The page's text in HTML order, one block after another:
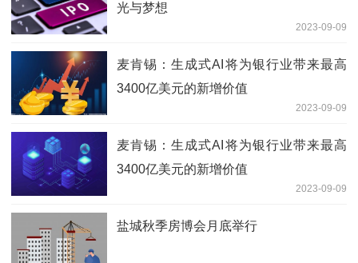
光与梦想
2023-09-09
麦肯锡：生成式AI将为银行业带来最高
3400亿美元的新增价值
2023-09-09
麦肯锡：生成式AI将为银行业带来最高
3400亿美元的新增价值
2023-09-09
盐城秋季房博会月底举行